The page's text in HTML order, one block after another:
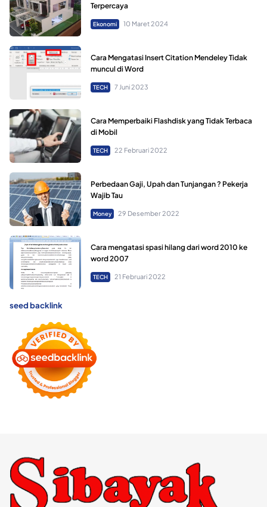
Terpercaya
Ekonomi 10 Maret 2024
Cara Mengatasi Insert Citation Mendeley Tidak
muncul di Word
TECH 7 Juni 2023
Cara Memperbaiki Flashdisk yang Tidak Terbaca
di Mobil
TECH 22 Februari 2022
Perbedaan Gaji, Upah dan Tunjangan ? Pekerja
Wajib Tau
Money 29 Desember 2022
Cara mengatasi spasi hilang dari word 2010 ke
word 2007
TECH 21 Februari 2022
seed backlink